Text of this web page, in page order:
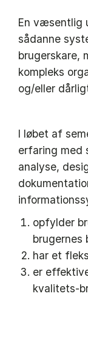
En væsentlig
sådanne
brugerskare,
kompleks
og/eller
I løbet af
erfaring med
analyse,
opfylder
brugernes
har et
er
kvalitets-